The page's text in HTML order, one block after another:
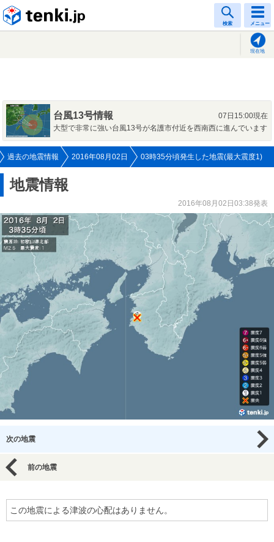
検索 メニュー
現在地
台風13号情報
07日15:00現在
大型で非常に強い台風13号が名護市付近を西南西に進んでいます
過去の地震情報 2016年08月02日 03時35分頃発生した地震(最大震度1)
地震情報
2016年08月02日03:38発表
次の地震
前の地震
この地震による津波の心配はありません。